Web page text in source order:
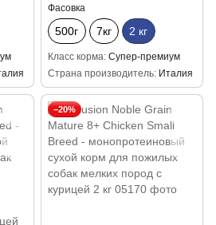
Фасовка
500г 7кг 2 кг
Класс корма Супер-премиум
Страна производитель Италия
−20%